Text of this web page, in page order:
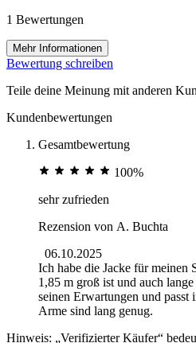
1 Bewertungen
Mehr Informationen
Bewertung schreiben
Teile deine Meinung mit anderen
Kundenbewertungen
Gesamtbewertung
100%
sehr zufrieden
Rezension von A. Buchta
06.10.2025
Ich habe die Jacke für meinen
1,85 m groß ist und auch
seinen Erwartungen und passt
Arme sind lang genug.
Hinweis: „Verifizierter Käufer“